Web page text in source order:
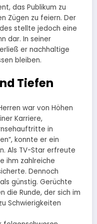
das Publikum zu
Zügen zu feiern. Der
stellte jedoch eine
dar. In seiner
er nachhaltige
bleiben.
Tiefen
war von Höhen
Karriere,
in
konnte er ein
Als TV-Star erfreute
ihm zahlreiche
Dennoch
günstig. Gerüchte
die Runde, der sich im
Schwierigkeiten